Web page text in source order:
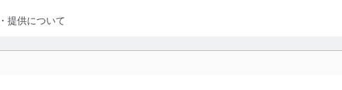
提供について
・利用・提供に際して、その利用目的を明確にし、本人の同意を得たうえ